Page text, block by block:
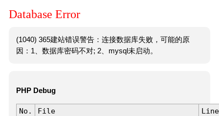
Database Error
(1040) 365建站错误警告：连接数据库失败，可能的原
因：1、数据库密码不对; 2、mysql未启动。
PHP Debug
No. File
Line